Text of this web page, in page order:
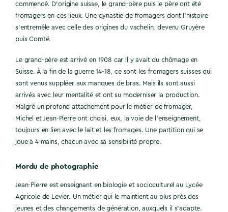
commencé. D’origine suisse, le grand-père puis le père ont été
fromagers en ces lieux. Une dynastie de fromagers dont l’histoire
s’entremêle avec celle des origines du vachelin, devenu Gruyère
puis Comté.
Le grand-père est arrivé en 1908 car il y avait du chômage en
Suisse. À la fin de la guerre 14-18, ce sont les fromagers suisses qui
sont venus suppléer aux manques de bras. Mais ils sont aussi
arrivés avec leur mentalité et ont su moderniser la production.
Malgré un profond attachement pour le métier de fromager,
Michel et Jean-Pierre ont choisi, eux, la voie de l’enseignement,
toujours en lien avec le lait et les fromages. Une partition qui se
joue à 4 mains, chacun avec sa sensibilité propre.
Mordu de photographie
Jean-Pierre est enseignant en biologie et socioculturel au Lycée
Agricole de Levier. Un métier qui le maintient au plus près des
jeunes et des changements de génération, auxquels il s’adapte.